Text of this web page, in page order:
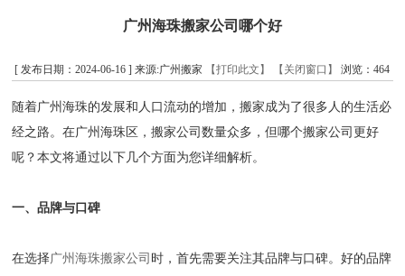
广州海珠搬家公司哪个好
[ 发布日期：2024-06-16 ] 来源:广州搬家 【打印此文】 【关闭窗口】 浏览：464
随着广州海珠的发展和人口流动的增加，搬家成为了很多人的生活必
经之路。在广州海珠区，搬家公司数量众多，但哪个搬家公司更好
呢？本文将通过以下几个方面为您详细解析。
一、品牌与口碑
在选择广州海珠搬家公司 时，首先需要关注其品牌与口碑。好的品牌